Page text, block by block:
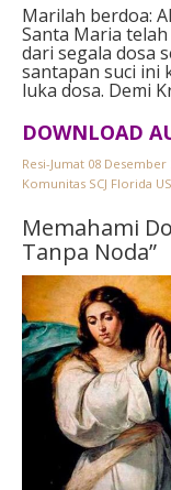
Marilah berdoa:
Santa Maria
dari segala dosa
santapan suci ini
luka dosa. Demi
DOWNLOAD
Resi-Jumat 08
Komunitas SCJ Florida
Memahami
Tanpa Noda”